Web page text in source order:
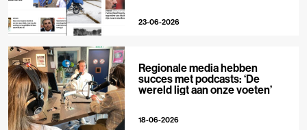
23-06-2026
Regionale media hebben
succes met podcasts: ‘De
wereld ligt aan onze voeten’
18-06-2026